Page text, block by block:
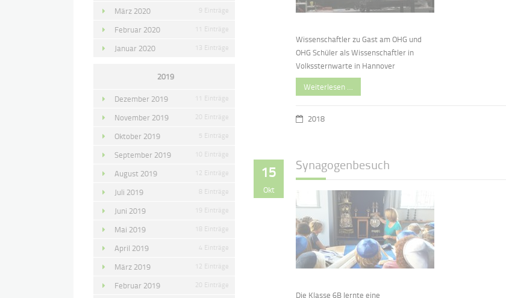
Wissenschaftler zu Gast am OHG und
OHG Schüler als Wissenschaftler in
Volkssternwarte in Hannover
Weiterlesen …
2018
15
Okt
Synagogenbesuch
Die Klasse 6B lernte eine
März 2020 9 Einträge
Februar 2020 11 Einträge
Januar 2020 13 Einträge
2019
Dezember 2019 11 Einträge
November 2019 20 Einträge
Oktober 2019 5 Einträge
September 2019 10 Einträge
August 2019 12 Einträge
Juli 2019 8 Einträge
Juni 2019 19 Einträge
Mai 2019 18 Einträge
April 2019 4 Einträge
März 2019 12 Einträge
Februar 2019 20 Einträge